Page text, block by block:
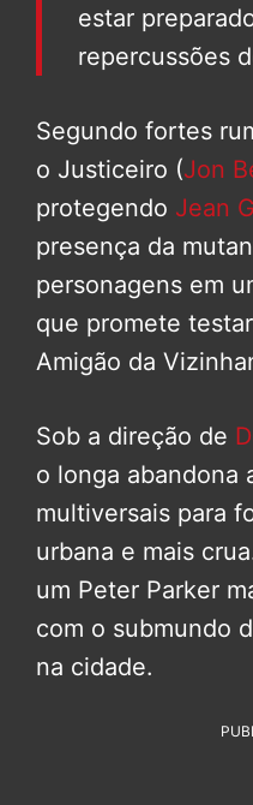
estar
repercussões
Segundo fortes
o Justiceiro (Jon
protegendo Jean
presença da
personagens em
que promete
Amigão da
Sob a direção de
o longa abandona
multiversais para
urbana e mais
um Peter Parker
com o submundo
na cidade.